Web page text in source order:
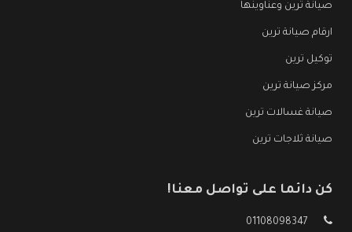
صيانة ترين وعناوينها
ارقام صيانة ترين
توكيل ترين
مركز صيانة ترين
صيانة غسالات ترين
صيانة ثلاجات ترين
كن دائما على تواصل معنا!
01108098347